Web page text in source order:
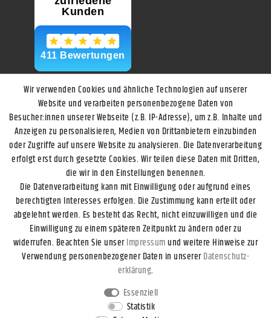
Impressum Daten­schutz­erklärung AGB Widerrufs­recht
Wir verwenden Cookies und ähnliche Technologien auf unserer
Website und verarbeiten personenbezogene Daten von
Besucher:innen unserer Webseite (z.B. IP-Adresse), um z.B. Inhalte und
Anzeigen zu personalisieren, Medien von Drittanbietern einzubinden
oder Zugriffe auf unsere Website zu analysieren. Die Datenverarbeitung
erfolgt erst durch gesetzte Cookies. Wir teilen diese Daten mit Dritten,
die wir in den Einstellungen benennen.
Die Datenverarbeitung kann mit Einwilligung oder aufgrund eines
berechtigten Interesses erfolgen. Die Zustimmung kann erteilt oder
abgelehnt werden. Es besteht das Recht, nicht einzuwilligen und die
Einwilligung zu einem späteren Zeitpunkt zu ändern oder zu
widerrufen. Beachten Sie unserImpressumund weitere Hinweise zur
Verwendung personenbezogener Daten in unsererDaten­schutz­
erklärung.
Essenziell
Statistik